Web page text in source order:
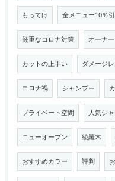
もってけ 全メニュー10％
厳重なコロナ対策 オーナ
カットの上手い ダメージ
コロナ禍 シャンプー
プライベート空間 人気シ
ニューオープン 綾羅木
おすすめカラー 評判